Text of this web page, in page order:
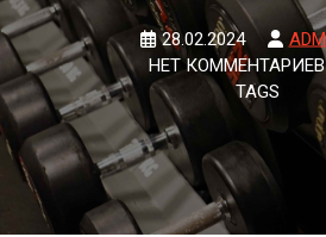
28.02.2024
НЕТ КОММЕНТАРИЕВ
TAGS